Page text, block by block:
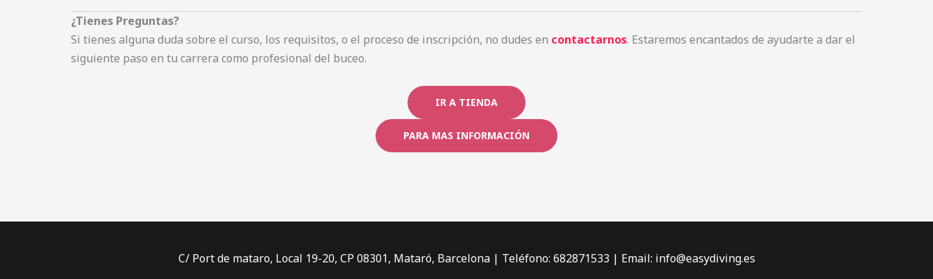
¿Tienes Preguntas?
Si tienes alguna duda sobre el curso, los requisitos, o el proceso de inscripción, no dudes en contactarnos. Estaremos encantados de ayudarte a dar el
siguiente paso en tu carrera como profesional del buceo.
IR A TIENDA
PARA MAS INFORMACIÓN
C/ Port de mataro, Local 19-20, CP 08301, Mataró, Barcelona | Teléfono: 682871533 | Email: info@easydiving.es